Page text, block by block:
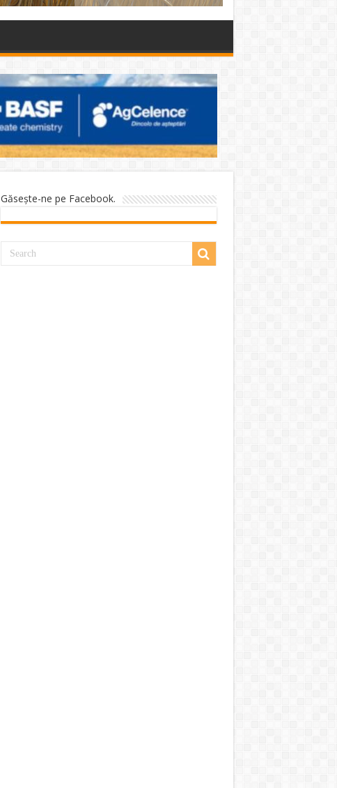
Găseşte-ne pe Facebook.